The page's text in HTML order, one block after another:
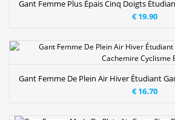
€ 19.90
€ 16.70